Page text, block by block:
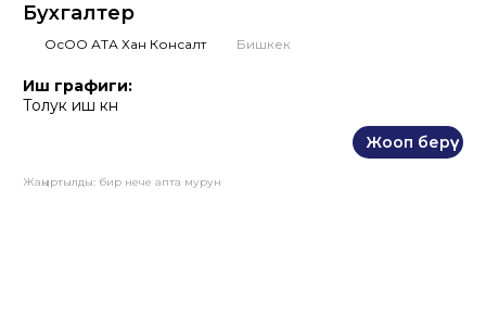
Бухгалтер
ОсОО АТА Хан Консалт Бишкек
Иш графиги:
Толук иш күнү
Жооп берүү
Жаңыртылды: бир нече апта мурун